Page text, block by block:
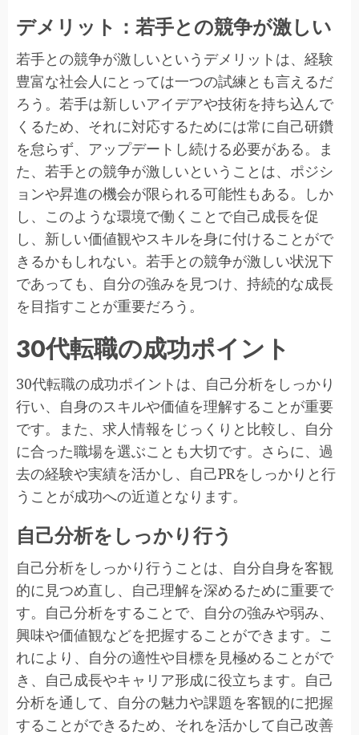
デメリット：若手との競争が激しい
若手との競争が激しいというデメリットは、経験
豊富な社会人にとっては一つの試練とも言えるだ
ろう。若手は新しいアイデアや技術を持ち込んで
くるため、それに対応するためには常に自己研鑽
を怠らず、アップデートし続ける必要がある。ま
た、若手との競争が激しいということは、ポジシ
ョンや昇進の機会が限られる可能性もある。しか
し、このような環境で働くことで自己成長を促
し、新しい価値観やスキルを身に付けることがで
きるかもしれない。若手との競争が激しい状況下
であっても、自分の強みを見つけ、持続的な成長
を目指すことが重要だろう。
30代転職の成功ポイント
30代転職の成功ポイントは、自己分析をしっかり
行い、自身のスキルや価値を理解することが重要
です。また、求人情報をじっくりと比較し、自分
に合った職場を選ぶことも大切です。さらに、過
去の経験や実績を活かし、自己PRをしっかりと行
うことが成功への近道となります。
自己分析をしっかり行う
自己分析をしっかり行うことは、自分自身を客観
的に見つめ直し、自己理解を深めるために重要で
す。自己分析をすることで、自分の強みや弱み、
興味や価値観などを把握することができます。こ
れにより、自分の適性や目標を見極めることがで
き、自己成長やキャリア形成に役立ちます。自己
分析を通して、自分の魅力や課題を客観的に把握
することができるため、それを活かして自己改善